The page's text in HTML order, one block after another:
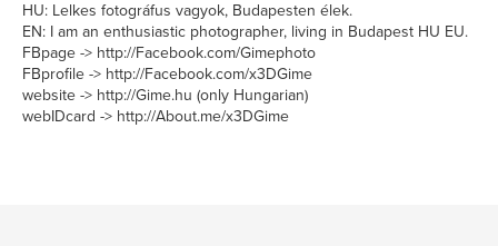
HU: Lelkes fotográfus vagyok, Budapesten élek.
EN: I am an enthusiastic photographer, living in Budapest HU EU.
FBpage -> http://Facebook.com/Gimephoto
FBprofile -> http://Facebook.com/x3DGime
website -> http://Gime.hu (only Hungarian)
webIDcard -> http://About.me/x3DGime